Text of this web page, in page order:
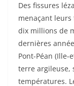
Des fissures
menaçant
dix millions de
dernières
Pont-Péan
terre argileuse,
températures.